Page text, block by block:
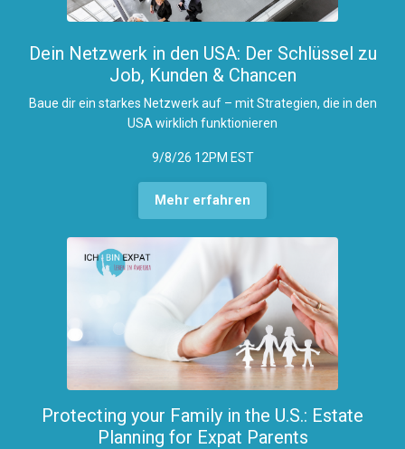
Dein Netzwerk in den USA: Der Schlüssel zu
Job, Kunden & Chancen
Baue dir ein starkes Netzwerk auf – mit Strategien, die in den
USA wirklich funktionieren
9/8/26 12PM EST
Mehr erfahren
Protecting your Family in the U.S.: Estate
Planning for Expat Parents